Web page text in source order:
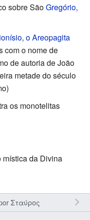
sobre SãoGregório,
o Areopagita
com o nome de
de autoria de João
metade do século
os monotelitas
da Divina
Σταύρος